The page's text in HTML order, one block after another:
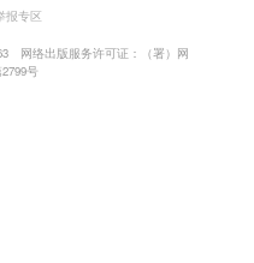
报专区
网络出版服务许可证：（署）网
号